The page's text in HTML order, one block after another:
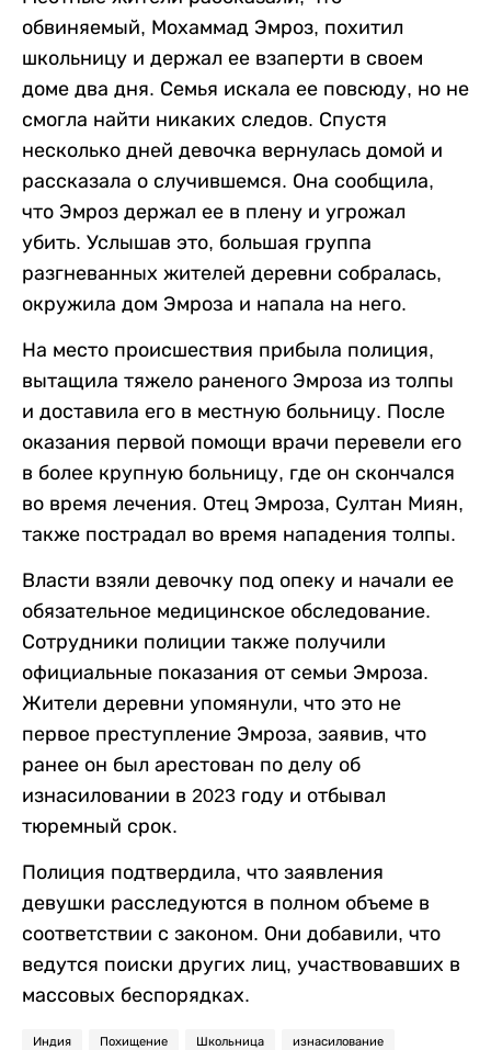
обвиняемый, Мохаммад Эмроз, похитил
школьницу и держал ее взаперти в своем
доме два дня. Семья искала ее повсюду, но не
смогла найти никаких следов. Спустя
несколько дней девочка вернулась домой и
рассказала о случившемся. Она сообщила,
что Эмроз держал ее в плену и угрожал
убить. Услышав это, большая группа
разгневанных жителей деревни собралась,
окружила дом Эмроза и напала на него.
На место происшествия прибыла полиция,
вытащила тяжело раненого Эмроза из толпы
и доставила его в местную больницу. После
оказания первой помощи врачи перевели его
в более крупную больницу, где он скончался
во время лечения. Отец Эмроза, Султан Миян,
также пострадал во время нападения толпы.
Власти взяли девочку под опеку и начали ее
обязательное медицинское обследование.
Сотрудники полиции также получили
официальные показания от семьи Эмроза.
Жители деревни упомянули, что это не
первое преступление Эмроза, заявив, что
ранее он был арестован по делу об
изнасиловании в 2023 году и отбывал
тюремный срок.
Полиция подтвердила, что заявления
девушки расследуются в полном объеме в
соответствии с законом. Они добавили, что
ведутся поиски других лиц, участвовавших в
массовых беспорядках.
Индия Похищение Школьница изнасилование